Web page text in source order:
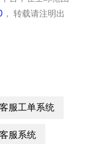
， 转载请注明出
客服工单系统
客服系统